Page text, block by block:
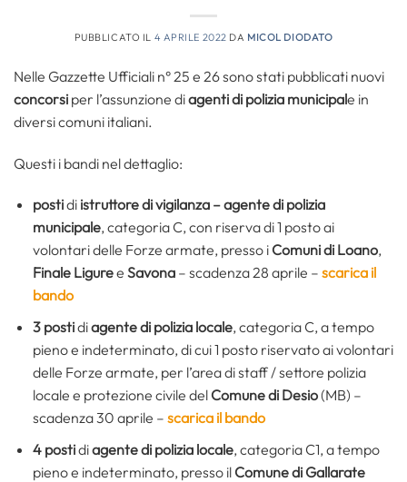
PUBBLICATO IL 4 APRILE 2022 DA MICOL DIODATO
Nelle Gazzette Ufficiali n° 25 e 26 sono stati pubblicati nuovi
concorsi per l’assunzione diagenti di polizia municipale in
diversi comuni italiani.
Questi i bandi nel dettaglio:
postidi istruttore di vigilanza – agente di polizia
municipale, categoria C, con riserva di 1 posto ai
volontari delle Forze armate, presso i Comuni di Loano,
Finale Liguree Savona– scadenza 28 aprile – scarica il
bando
3 postidiagente di polizia locale, categoria C, a tempo
pieno e indeterminato, di cui 1 posto riservato ai volontari
delle Forze armate, per l’area di staff / settore polizia
locale e protezione civile del Comune di Desio(MB) –
scadenza 30 aprile – scarica il bando
4 postidiagente di polizia locale, categoria C1, a tempo
pieno e indeterminato, presso il Comune di Gallarate